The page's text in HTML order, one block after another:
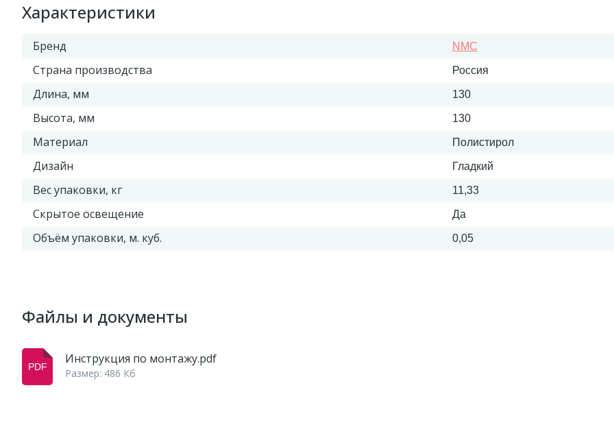
Характеристики
Бренд NMC
Страна производства Россия
Длина, мм 130
Высота, мм 130
Материал Полистирол
Дизайн Гладкий
Вес упаковки, кг 11,33
Скрытое освещение Да
Объём упаковки, м. куб. 0,05
Файлы и документы
Инструкция по монтажу.pdf
Размер: 486 Кб